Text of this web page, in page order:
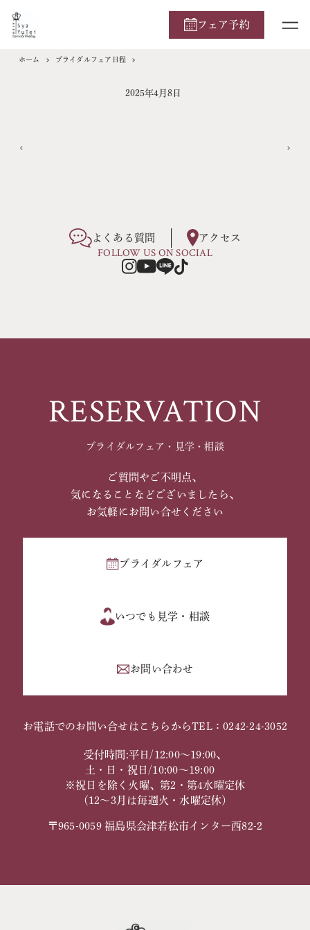
フェア予約
ホーム ブライダルフェア日程
2025年4月8日
よくある質問 アクセス
FOLLOW US ON SOCIAL
RESERVATION
ブライダルフェア・見学・相談
ご質問やご不明点、
気になることなどございましたら、
お気軽にお問い合せください
ブライダルフェア
いつでも見学・相談
お問い合わせ
お電話でのお問い合せはこちらからTEL：0242-24-3052
受付時間:平日/12:00～19:00、
土・日・祝日/10:00～19:00
※祝日を除く火曜、第2・第4水曜定休
（12～3月は毎週火・水曜定休）
〒965-0059 福島県会津若松市インター西82-2